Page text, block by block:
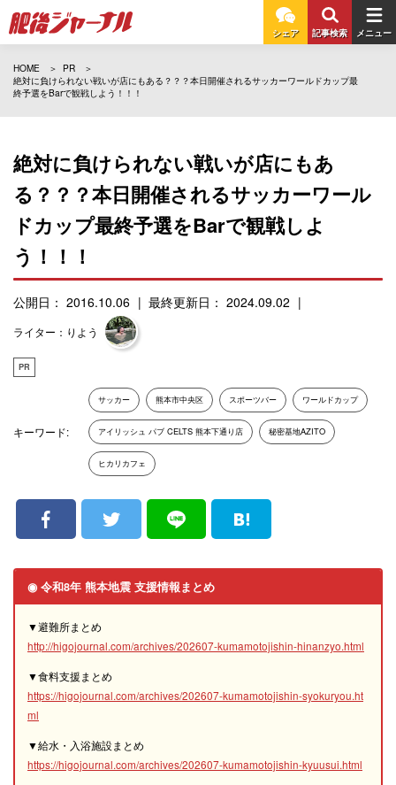
シェア 記事検索 メニュー
HOME
PR
絶対に負けられない戦いが店にもある？？？本日開催されるサッカーワールドカップ最
終予選をBarで観戦しよう！！！
絶対に負けられない戦いが店にもあ
る？？？本日開催されるサッカーワール
ドカップ最終予選をBarで観戦しよ
う！！！
公開日： 2016.10.06 最終更新日： 2024.09.02
ライター：りよう
PR
キーワード:
サッカー 熊本市中央区 スポーツバー ワールドカップ
アイリッシュ パブ CELTS 熊本下通り店 秘密基地AZITO
ヒカリカフェ
◉ 令和8年 熊本地震 支援情報まとめ
▼避難所まとめ
http://higojournal.com/archives/202607-kumamotojishin-hinanzyo.html
▼食料支援まとめ
https://higojournal.com/archives/202607-kumamotojishin-syokuryou.ht
ml
▼給水・入浴施設まとめ
https://higojournal.com/archives/202607-kumamotojishin-kyuusui.html